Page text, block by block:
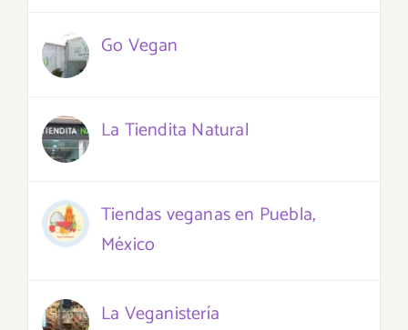
Go Vegan
La Tiendita Natural
Tiendas veganas en Puebla,
México
La Veganistería